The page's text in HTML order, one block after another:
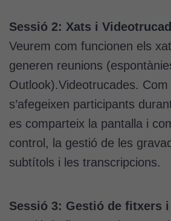
Sessió 2: Xats i
Veurem com funcionen els
generen reunions
Outlook).Videotrucades.
s’afegeixen participants
es comparteix la pantalla i
control, la gestió de les
subtítols i les transcripcions.
Sessió 3: Gestió de fitxers